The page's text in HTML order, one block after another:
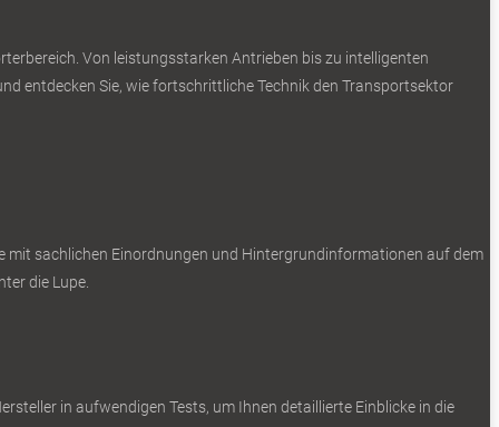
Von leistungsstarken Antrieben bis zu intelligenten
entdecken Sie, wie fortschrittliche Technik den Transportsektor
mit sachlichen Einordnungen und Hintergrundinformationen auf dem
die Lupe.
in aufwendigen Tests, um Ihnen detaillierte Einblicke in die